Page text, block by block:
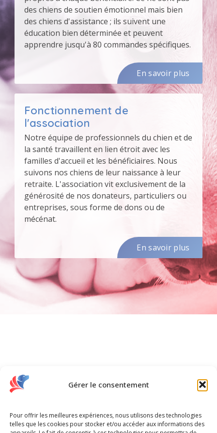
Gérer le consentement
Pour offrir les meilleures expériences, nous utilisons des technologies
telles que les cookies pour stocker et/ou accéder aux informations des
des chiens de soutien émotionnel mais bien
des chiens d'assistance ; ils suivent une
éducation bien déterminée et peuvent
apprendre jusqu'à 80 commandes spécifiques.
En savoir plus
Fonctionnement de
l'association
Notre équipe de professionnels du chien et de
la santé travaillent en lien étroit avec les
familles d'accueil et les bénéficiaires. Nous
suivons nos chiens de leur naissance à leur
retraite. L'association vit exclusivement de la
générosité de nos donateurs, particuliers ou
entreprises, sous forme de dons ou de
mécénat.
En savoir plus